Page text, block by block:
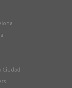
Ciudad